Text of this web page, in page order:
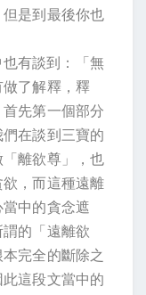
是到最後你也
有談到：「無
了解釋，釋
先第一個部分
在談到三寶的
離欲尊」，也
，而這種遠離
中的貪念遮
的「遠離欲
完全的斷除之
這段文當中的